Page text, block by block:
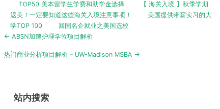
TOP50 美本留学生学费和助学金选择
【 海关入境 】秋季学期
返美！一定要知道这些海关入境注意事项！
美国提供带薪实习的大
学TOP 100
回国名企就业之美国选校
Post
← ABSN加速护理学位项目解析
热门商业分析项目解析 – UW-Madison MSBA →
站内搜索